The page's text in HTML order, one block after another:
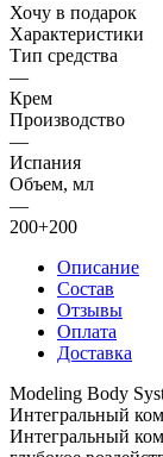
Хочу в подарок
Характеристики
Тип средства
—
Крем
Производство
—
Испания
Объем, мл
—
200+200
Описание
Состав
Отзывы
Оплата
Доставка
Modeling Body
Интегральный
Интегральный